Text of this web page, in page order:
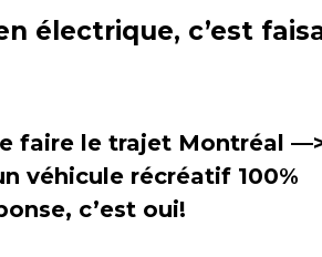
électrique, c’est
faire le trajet Montréal
véhicule récréatif 100%
c’est oui!